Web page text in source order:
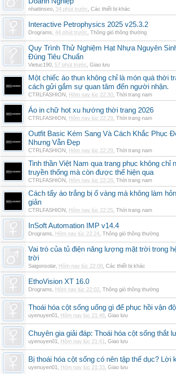
nhattinseo 34 phút trước Các thiết bị khác
Interactive Petrophysics 2025 v25.3.2
Drograms 44 phút trước Thông gió thông thường
Quy Trình Thử Nghiệm Hạt Nhựa Nguyên
Đúng Tiêu Chuẩn
Vietuc190 57 phút trước Giao lưu
Một chiếc áo thun không chỉ là món quà thời
cách gửi gắm sự quan tâm đến người nhận.
CTRLFASHION Hôm nay lúc 22:30 Thời trang nam
Áo in chữ hot xu hướng thời trang 2026
CTRLFASHION Hôm nay lúc 22:29 Thời trang nam
Outfit Basic Kém Sang Và Cách Khắc Phục
Nhưng Vẫn Đẹp
CTRLFASHION Hôm nay lúc 22:29 Thời trang nam
Tinh thần Việt Nam qua trang phục không chỉ
truyền thống mà còn được thể hiện qua
CTRLFASHION Hôm nay lúc 22:28 Thời trang nam
Cách tẩy áo trắng bị ố vàng mà không làm
giản
CTRLFASHION Hôm nay lúc 22:25 Thời trang nam
InSoft Automation IMP v14.4
Drograms Hôm nay lúc 22:24 Thông gió thông thường
Vai trò của tủ điện năng lượng mặt trời trong
trời
Saigonsolar, Hôm nay lúc 22:08 Các thiết bị khác
EthoVision XT 16.0
Drograms Hôm nay lúc 22:02 Thông gió thông thường
Thoái hóa cột sống uống gì để phục hồi vận
uyenuyen01 Hôm nay lúc 21:48 Giao lưu
Chuyên gia giải đáp: Thoái hóa cột sống thắt
uyenuyen01 Hôm nay lúc 21:41 Giao lưu
Bị thoái hóa cột sống có nên tập thể dục? Lời
uyenuyen01 Hôm nay lúc 21:33 Giao lưu